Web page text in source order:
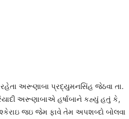
અરૂણાબા પ્રદ્યુમનસિંહ જેઠવા તા.
અરૂણાબાએ હર્ષાબાને કહ્યું હતું કે,
જઇ જેમ ફાવે તેમ અપશબ્દો બોલવા